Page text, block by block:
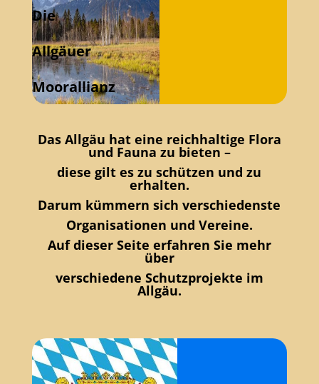
Die
Allgäuer
Moorallianz
Das Allgäu hat eine reichhaltige Flora
und Fauna zu bieten –
diese gilt es zu schützen und zu
erhalten.
Darum kümmern sich verschiedenste
Organisationen und Vereine.
Auf dieser Seite erfahren Sie mehr
über
verschiedene Schutzprojekte im
Allgäu.